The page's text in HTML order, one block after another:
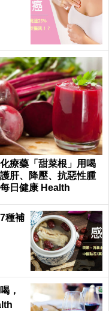
療藥「甜菜根」用喝
肝、降壓、抗惡性腫
日健康 Health
種補
，